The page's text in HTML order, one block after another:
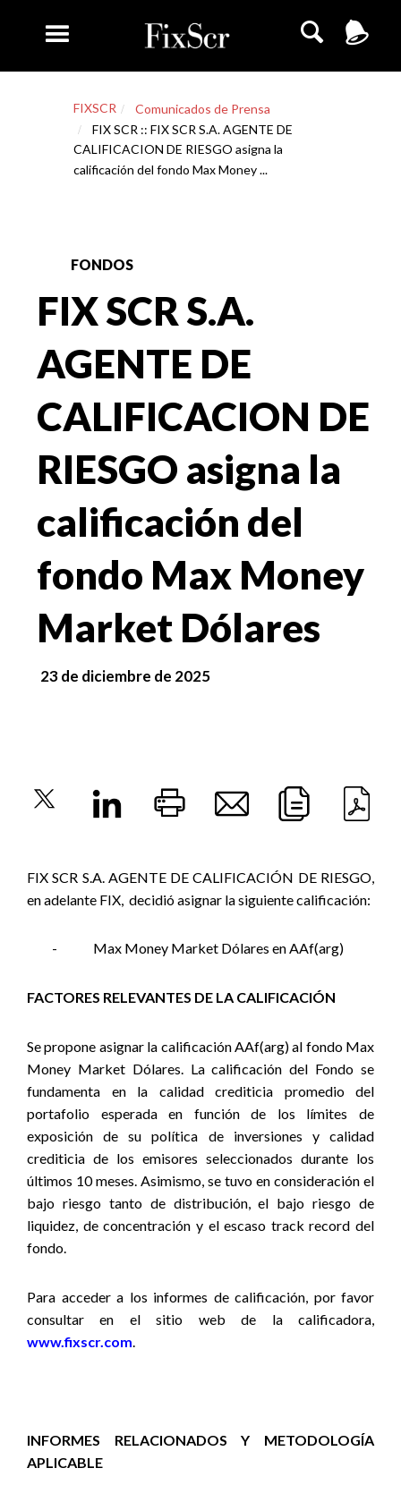
FIXSCR
Comunicados de Prensa
FIX SCR :: FIX SCR S.A. AGENTE DE
CALIFICACION DE RIESGO asigna la
calificación del fondo Max Money ...
FONDOS
FIX SCR S.A.
AGENTE DE
CALIFICACION DE
RIESGO asigna la
calificación del
fondo Max Money
Market Dólares
23 de diciembre de 2025
FIX SCR S.A. AGENTE DE CALIFICACIÓN DE RIESGO,
en adelante FIX, decidió asignar la siguiente calificación:
- Max Money Market Dólares en AAf(arg)
FACTORES RELEVANTES DE LA CALIFICACIÓN
Se propone asignar la calificación AAf(arg) al fondo Max
Money Market Dólares. La calificación del Fondo se
fundamenta en la calidad crediticia promedio del
portafolio esperada en función de los límites de
exposición de su política de inversiones y calidad
crediticia de los emisores seleccionados durante los
últimos 10 meses. Asimismo, se tuvo en consideración el
bajo riesgo tanto de distribución, el bajo riesgo de
liquidez, de concentración y el escaso track record del
fondo.
Para acceder a los informes de calificación, por favor
consultar en el sitio web de la calificadora,
www.fixscr.com.
INFORMES RELACIONADOS Y METODOLOGÍA
APLICABLE